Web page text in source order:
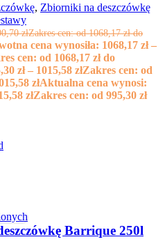
, Zbiorniki na deszczówkę
złZakres cen: od 1068,17 zł do
cena wynosiła: 1068,17 zł –
cen: od 1068,17 zł do
zł – 1015,58 złZakres cen: od
złAktualna cena wynosi:
złZakres cen: od 995,30 zł
Barrique 250l